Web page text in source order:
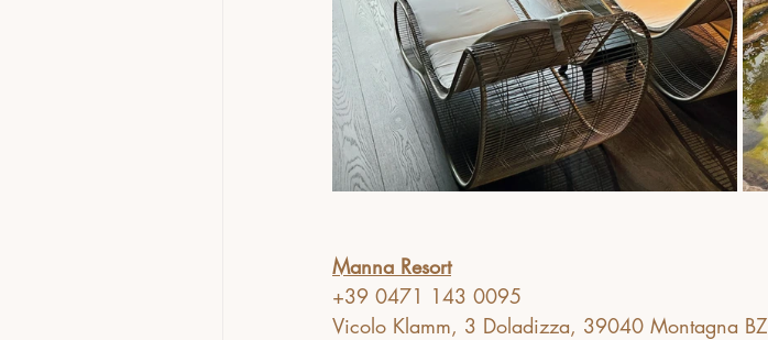
Manna Resort
+39 0471 143 0095
Vicolo Klamm, 3 Doladizza, 39040 Montagna BZ